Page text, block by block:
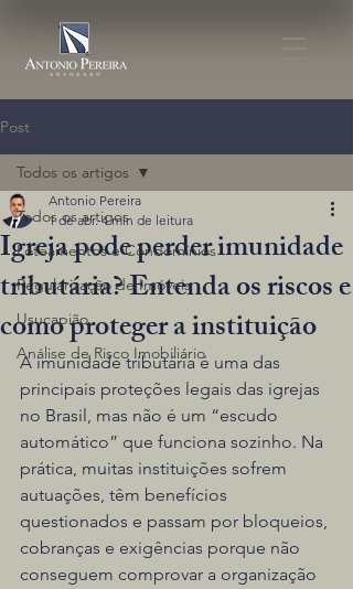
Post
Todos os artigos
Loteamentos e Condomínios
Regularização de Imóveis
Usucapião
Análise de Risco Imobiliário
Todos os artigos
Igreja pode perder imunidade
tributária? Entenda os riscos e
como proteger a instituição
Antonio Pereira
1 de abr. 4 min de leitura
A imunidade tributária é uma das
principais proteções legais das igrejas
no Brasil, mas não é um “escudo
automático” que funciona sozinho. Na
prática, muitas instituições sofrem
autuações, têm benefícios
questionados e passam por bloqueios,
cobranças e exigências porque não
conseguem comprovar a organização